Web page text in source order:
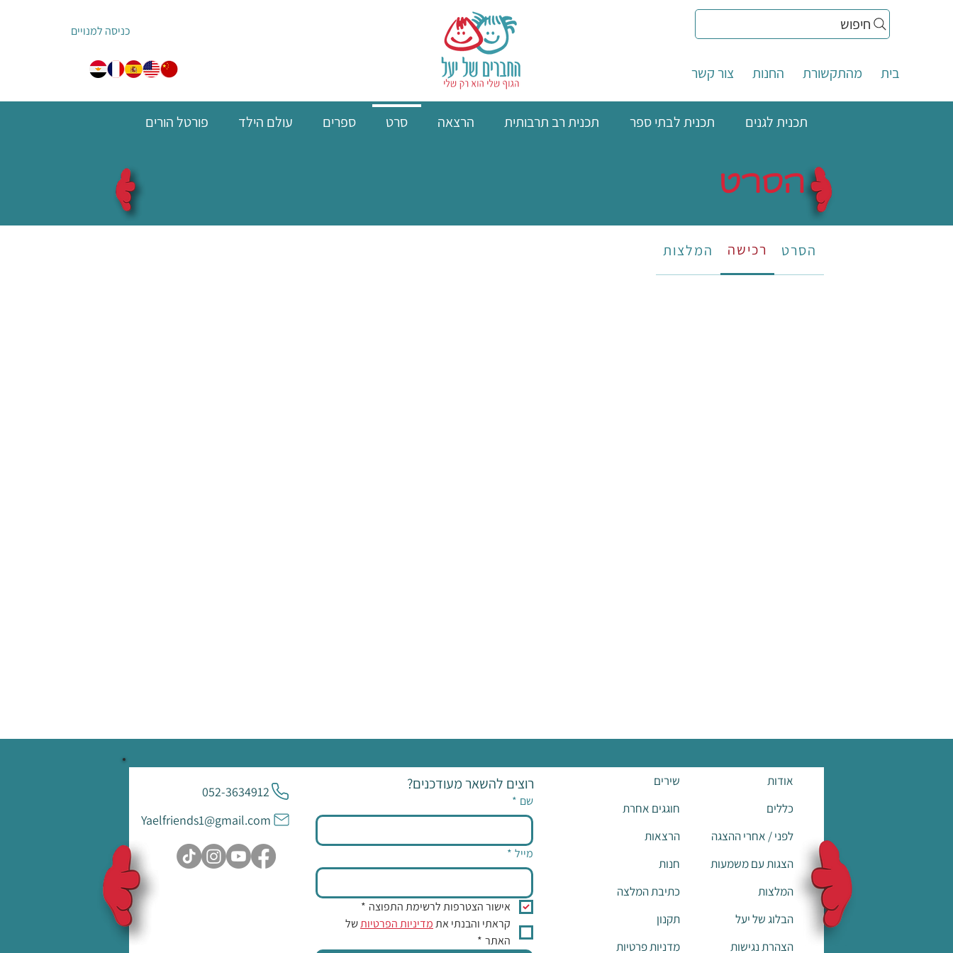
כניסה למנויים חיפוש
בית מהתקשורת החנות צור קשר
תכנית לגנים תכנית לבתי ספר תכנית רב תרבותית הרצאה סרט ספרים עולם הילד פורטל הורים
הסרט
הסרט רכישה המלצות
052-3634912
Yaelfriends1@gmail.com
רוצים להשאר מעודכנים?
שם *
מייל *
אישור הצטרפות לרשימת התפוצה *
קראתי והבנתי את מדיניות הפרטיות
האתר *
אודות
כללים
לפני / אחרי ההצגה
הצגות עם משמעות
המלצות
הבלוג של יעל
הצהרת נגישות
שירים
חוגגים אחרת
הרצאות
חנות
כתיבת המלצה
תקנון
מדניות פרטיות